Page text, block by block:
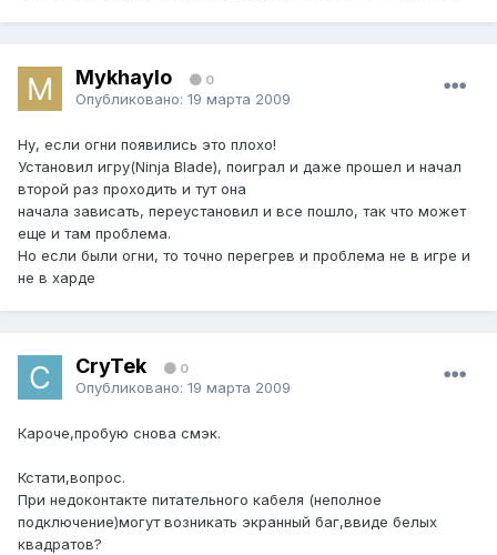
Mykhaylo 0
Опубликовано: 19 марта 2009
Ну, если огни появились это плохо!
Установил игру(Ninja Blade), поиграл и даже прошел и начал
второй раз проходить и тут она
начала зависать, переустановил и все пошло, так что может
еще и там проблема.
Но если были огни, то точно перегрев и проблема не в игре и
не в харде
CryTek 0
Опубликовано: 19 марта 2009
Кароче,пробую снова смэк.
Кстати,вопрос.
При недоконтакте питательного кабеля (неполное
подключение)могут возникать экранный баг,ввиде белых
квадратов?